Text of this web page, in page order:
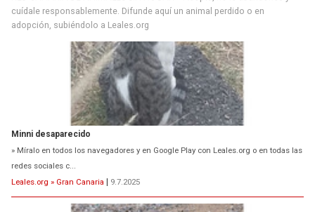
cuídale responsablemente. Difunde aquí un animal perdido o en
adopción, subiéndolo a Leales.org
Siami Perdida
Se llama Siami,es hembra de 4 años,esterilizada con marca de
oreja,cariñosa,mimosa pero miedosa,e...
Leales.org » Gran Canaria | 9.7.2025